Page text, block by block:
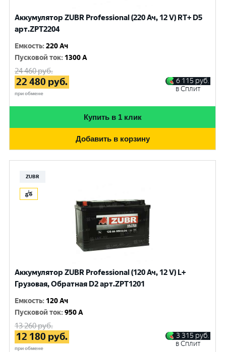
Аккумулятор ZUBR Professional (220 Ач, 12 V) RT+ D5
арт.ZPT2204
Емкость:220 Ач
Пусковой ток: 1300 A
24 460руб.
22 480 руб.
при обмене
6 115 руб.
в Сплит
Купить в 1 клик
Добавить в корзину
ZUBR
Аккумулятор ZUBR Professional (120 Ач, 12 V) L+
Грузовая, Обратная D2 арт.ZPT1201
Емкость: 120 Ач
Пусковой ток:950 A
13 260руб.
12 180 руб.
при обмене
3 315 руб.
в Сплит